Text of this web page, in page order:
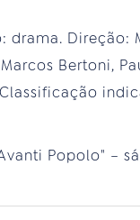
drama.
Bertoni,
Popolo" –